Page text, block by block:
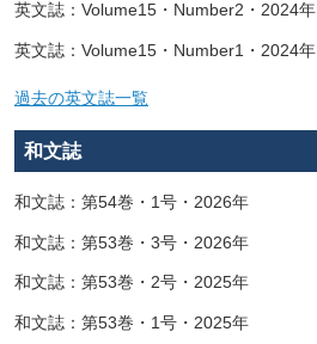
英文誌：Volume15・Number2・2024年
英文誌：Volume15・Number1・2024年
過去の英文誌一覧
和文誌
和文誌：第54巻・1号・2026年
和文誌：第53巻・3号・2026年
和文誌：第53巻・2号・2025年
和文誌：第53巻・1号・2025年